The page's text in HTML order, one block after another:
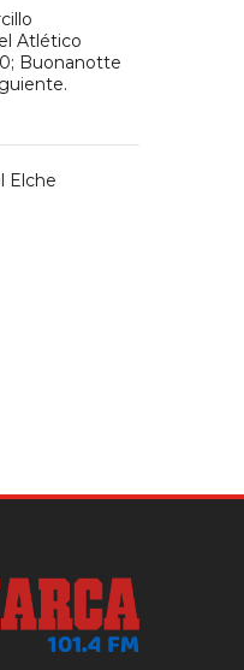
Atlético
Buonanotte
Elche